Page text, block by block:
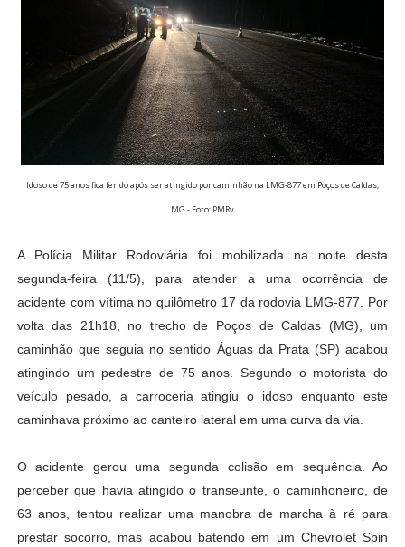
Idoso de 75 anos fica ferido após ser atingido por caminhão na LMG-877 em Poços de Caldas,
MG - Foto: PMRv
A Polícia Militar Rodoviária foi mobilizada na noite desta
segunda-feira (11/5), para atender a uma ocorrência de
acidente com vítima no quilômetro 17 da rodovia LMG-877. Por
volta das 21h18, no trecho de Poços de Caldas (MG), um
caminhão que seguia no sentido Águas da Prata (SP) acabou
atingindo um pedestre de 75 anos. Segundo o motorista do
veículo pesado, a carroceria atingiu o idoso enquanto este
caminhava próximo ao canteiro lateral em uma curva da via.
O acidente gerou uma segunda colisão em sequência. Ao
perceber que havia atingido o transeunte, o caminhoneiro, de
63 anos, tentou realizar uma manobra de marcha à ré para
prestar socorro, mas acabou batendo em um Chevrolet Spin